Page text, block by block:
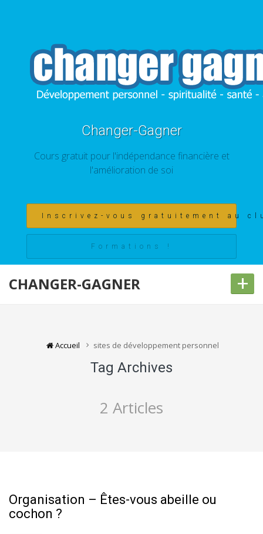
Changer-Gagner
Cours gratuit pour l'indépendance financière et
l'amélioration de soi
Inscrivez-vous gratuitement au
Formations !
CHANGER-GAGNER +
Accueil sites de développement personnel
Tag Archives
2 Articles
Organisation – Êtes-vous abeille ou
cochon ?